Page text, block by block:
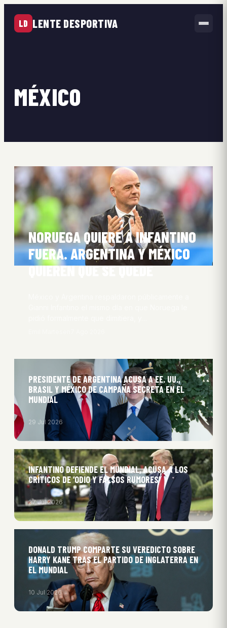
LD LENTE DESPORTIVA
MÉXICO
NORUEGA QUIERE A INFANTINO
FUERA. ARGENTINA Y MÉXICO
QUIEREN QUE SE QUEDE
PRESIDENTE DE ARGENTINA ACUSA A EE. UU.,
BRASIL Y MÉXICO DE CAMPAÑA SECRETA EN EL
MUNDIAL
29 Jul 2026
INFANTINO DEFIENDE EL MUNDIAL, ACUSA A LOS
CRÍTICOS DE ‘ODIO Y FALSOS RUMORES’
27 Jul 2026
DONALD TRUMP COMPARTE SU VEREDICTO SOBRE
HARRY KANE TRAS EL PARTIDO DE INGLATERRA EN
EL MUNDIAL
10 Jul 2026